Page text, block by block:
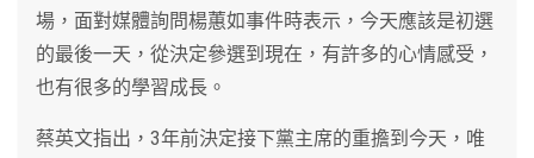
場，面對媒體詢問楊蕙如事件時表示，今天應該是初選
的最後一天，從決定參選到現在，有許多的心情感受，
也有很多的學習成長。
蔡英文指出，3年前決定接下黨主席的重擔到今天，唯